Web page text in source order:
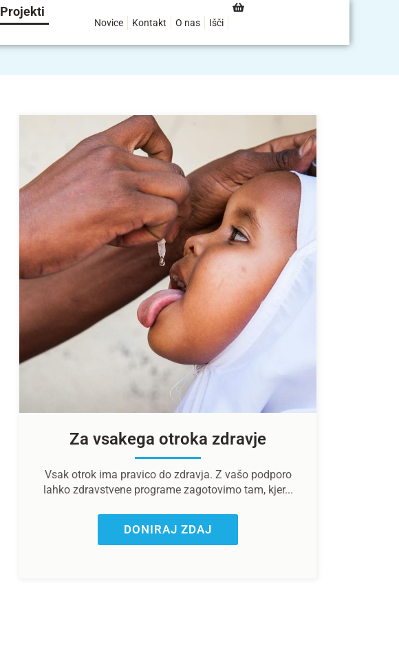
Projekti
Novice Kontakt O nas Išči
Za vsakega otroka zdravje
Vsak otrok ima pravico do zdravja. Z vašo podporo
lahko zdravstvene programe zagotovimo tam, kjer...
DONIRAJ ZDAJ